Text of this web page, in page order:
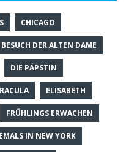
CHICAGO
BESUCH DER ALTEN DAME
DIE PÄPSTIN
ELISABETH
FRÜHLINGS ERWACHEN
IN NEW YORK